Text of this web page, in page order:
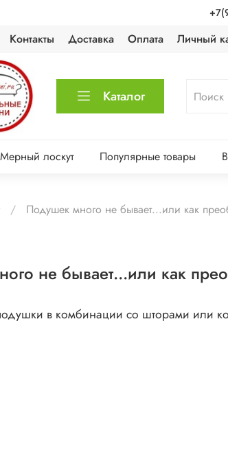
Контакты Доставка Оплата Личный
Каталог
Мерный лоскут Популярные товары
Подушек много не бывает...или как
не бывает...или как
в комбинации со шторами или